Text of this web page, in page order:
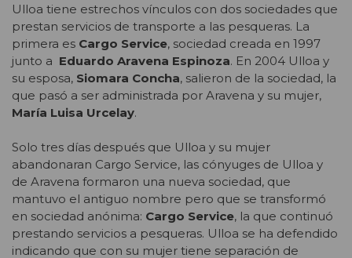
Ulloa tiene estrechos vínculos con dos sociedades que
prestan servicios de transporte a las pesqueras. La
primera es Cargo Service, sociedad creada en 1997
junto a Eduardo Aravena Espinoza. En 2004 Ulloa y
su esposa, Siomara Concha, salieron de la sociedad, la
que pasó a ser administrada por Aravena y su mujer,
María Luisa Urcelay.
Solo tres días después que Ulloa y su mujer
abandonaran Cargo Service, las cónyuges de Ulloa y
de Aravena formaron una nueva sociedad, que
mantuvo el antiguo nombre pero que se transformó
en sociedad anónima: Cargo Service, la que continuó
prestando servicios a pesqueras. Ulloa se ha defendido
indicando que con su mujer tiene separación de